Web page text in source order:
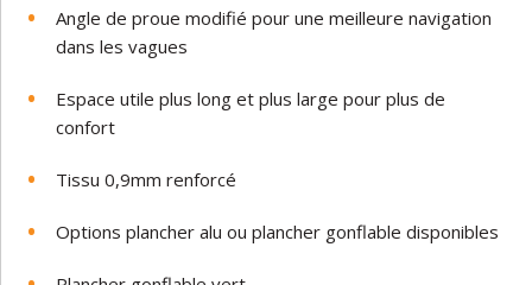
Angle de proue modifié pour une meilleure navigation
dans les vagues
Espace utile plus long et plus large pour plus de
confort
Tissu 0,9mm renforcé
Options plancher alu ou plancher gonflable disponibles